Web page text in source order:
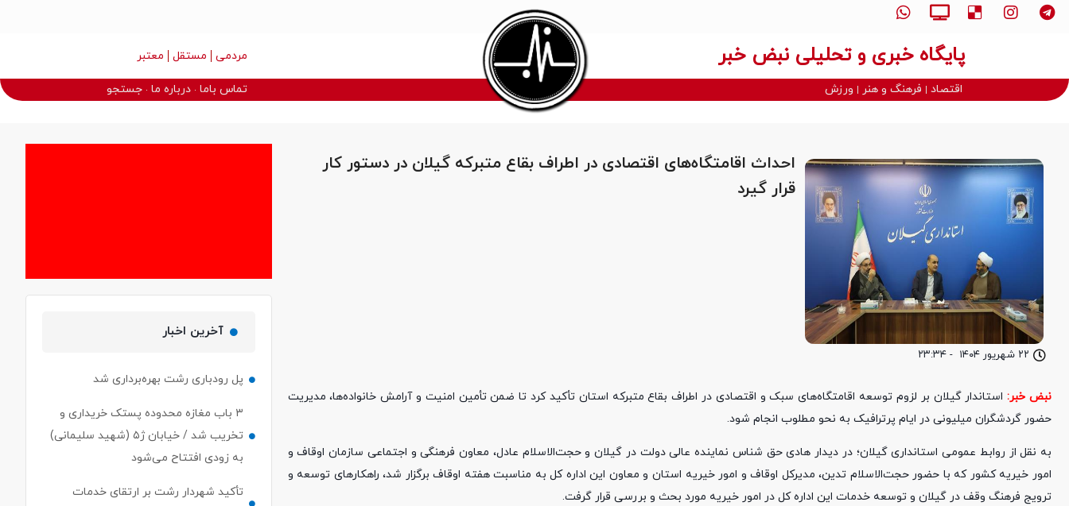
پایگاه خبری و تحلیلی نبض خبر مردمی مستقل معتبر
اقتصاد فرهنگ و هنر ورزش تماس باما درباره ما جستجو
۲۲ شهریور ۱۴۰۴ - ۲۳:۳۴
احداث اقامتگاه‌های اقتصادی در اطراف بقاع متبرکه گیلان در دستور کار
قرار گیرد
نبض خبر:استاندار گیلان بر لزوم توسعه اقامتگاه‌های سبک و اقتصادی در اطراف بقاع متبرکه استان تأکید کرد تا ضمن تأمین امنیت و آرامش خانواده‌ها، مدیریت
حضور گردشگران میلیونی در ایام پرترافیک به نحو مطلوب انجام شود.
به نقل از روابط عمومی استانداری گیلان؛ در دیدار هادی حق شناس نماینده عالی دولت در گیلان و حجت‌الاسلام عادل، معاون فرهنگی و اجتماعی سازمان اوقاف و
امور خیریه کشور که با حضور حجت‌الاسلام تدین، مدیرکل اوقاف و امور خیریه استان و معاون این اداره کل به مناسبت هفته اوقاف برگزار شد، راهکارهای توسعه و
ترویج فرهنگ وقف در گیلان و توسعه خدمات این اداره کل در امور خیریه مورد بحث و بررسی قرار گرفت.
آخرین اخبار
پل رودباری رشت بهره‌برداری شد
۳ باب مغازه محدوده پستک خریداری و
تخریب شد / خیابان ژ۵ (شهید سلیمانی)
به زودی افتتاح می‌شود
تأکید شهردار رشت بر ارتقای خدمات